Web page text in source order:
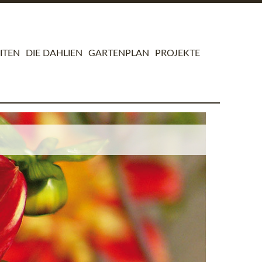
DIE DAHLIEN GARTENPLAN PROJEKTE